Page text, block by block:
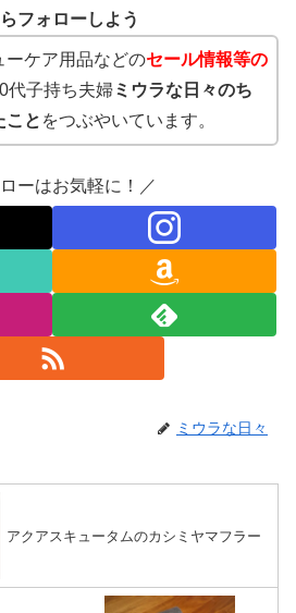
フォローしよう
ーケア用品などのセール情報等の
代子持ち夫婦ミウラな日々のち
こと をつぶやいています。
ーはお気軽に！／
ミウラな日々
アクアスキュータムのカシミヤマフラー